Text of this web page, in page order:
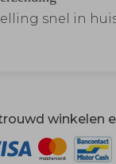
snel in
winkelen